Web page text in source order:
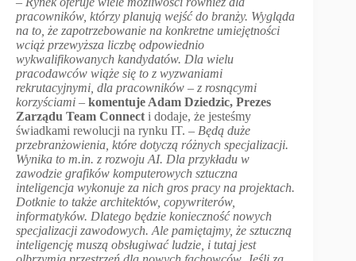
pracowników, którzy planują wejść do branży. Wygląda
na to, że zapotrzebowanie na konkretne umiejętności
wciąż przewyższa liczbę odpowiednio
wykwalifikowanych kandydatów. Dla wielu
pracodawców wiąże się to z wyzwaniami
rekrutacyjnymi, dla pracowników – z rosnącymi
korzyściami – komentuje Adam Dziedzic, Prezes
Zarządu Team Connect i dodaje, że jesteśmy
świadkami rewolucji na rynku IT. – Będą duże
przebranżowienia, które dotyczą różnych specjalizacji.
Wynika to m.in. z rozwoju AI. Dla przykładu w
zawodzie grafików komputerowych sztuczna
inteligencja wykonuje za nich gros pracy na projektach.
Dotknie to także architektów, copywriterów,
informatyków. Dlatego będzie konieczność nowych
specjalizacji zawodowych. Ale pamiętajmy, że sztuczną
inteligencję muszą obsługiwać ludzie, i tutaj jest